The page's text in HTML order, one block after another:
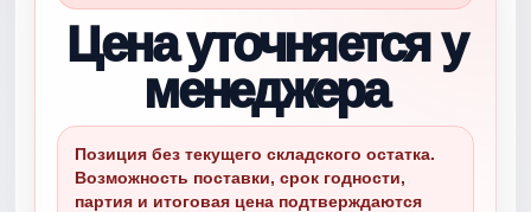
Цена уточняется у
менеджера
Позиция без текущего складского остатка.
Возможность поставки, срок годности,
партия и итоговая цена подтверждаются